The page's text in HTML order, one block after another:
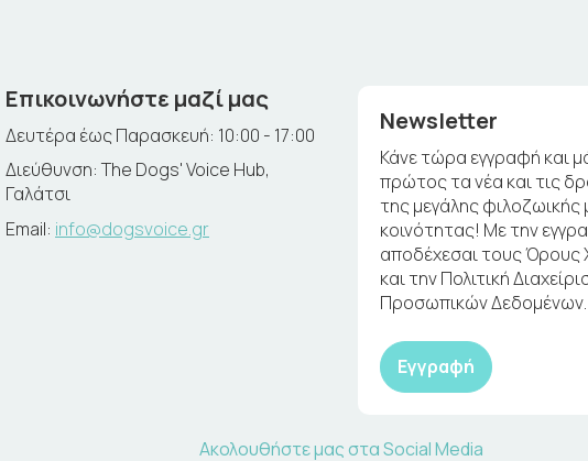
Επικοινωνήστε μαζί μας
Δευτέρα έως Παρασκευή: 10:00 - 17:00
Διεύθυνση: The Dogs' Voice Hub,
Γαλάτσι
Email: info@dogsvoice.gr
Newsletter
Κάνε τώρα εγγραφή και
πρώτος τα νέα και τις
της μεγάλης φιλοζωικής
κοινότητας! Με την
αποδέχεσαι τους Όρους
και την Πολιτική
Προσωπικών Δεδομένων.
Εγγραφή
Ακολουθήστε μας στα Social Media